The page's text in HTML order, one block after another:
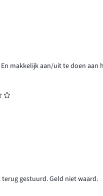
makkelijk aan/uit te doen aan
gestuurd. Geld niet waard.